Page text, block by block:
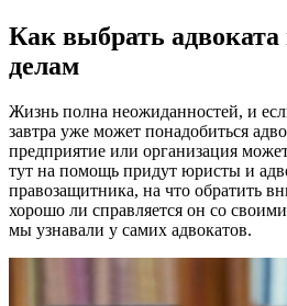
Как выбрать
делам
Жизнь полна неожиданностей, и
завтра уже может понадобиться
предприятие или организация
тут на помощь придут юристы и
правозащитника, на что обратить
хорошо ли справляется он со
мы узнавали у самих адвокатов.